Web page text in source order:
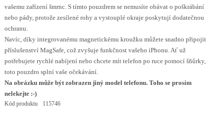
vašemu zařízení šmrnc. S tímto pouzdrem se nemusíte obávat o poškrábání
nebo pády, protože zesílené rohy a vystouplé okraje poskytují dodatečnou
ochranu.
Navíc, díky integrovanému magnetickému kroužku můžete snadno připojit
příslušenství MagSafe, což zvyšuje funkčnost vašeho iPhonu. Ať už
potřebujete rychlé nabíjení nebo chcete mít telefon po ruce pomocí šňůrky,
toto pouzdro splní vaše očekávání.
Na obrázku může být zobrazen jiný model telefonu. Toho se prosím
nelekejte :-)
Kód produktu 115746